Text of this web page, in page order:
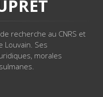
recherche au CNRS et
Louvain. Ses
morales